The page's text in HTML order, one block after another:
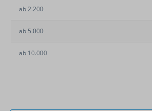
ab2.200
ab 5.000
ab 10.000